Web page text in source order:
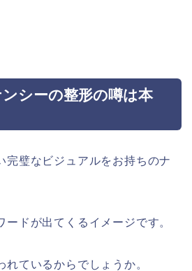
シーの整形の噂は本
完璧なビジュアルをお持ちのナ
ドが出てくるイメージです。
ているからでしょうか。